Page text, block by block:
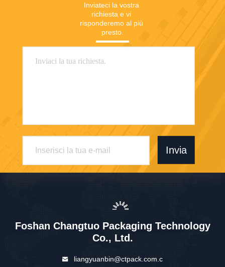
Inviateci la vostra
richiesta e vi
risponderemo al più
presto.
Invia
Foshan Changtuo Packaging Technology
Co., Ltd.
liangyuanbin@ctpack.com.c